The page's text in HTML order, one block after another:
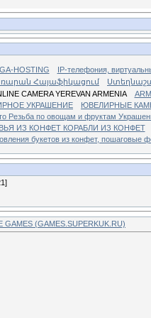
HOSTING
IP-телефония,
Հայաֆիկացում
CAMERA YEREVAN ARMENIA
УКРАШЕНИЕ
ЮВЕЛИРНЫЕ
Резьба по овощам и фруктам
ИЗ КОНФЕТ КОРАБЛИ ИЗ КОНФЕТ
букетов из конфет, пошаговые
GAMES (GAMES.SUPERKUK.RU)